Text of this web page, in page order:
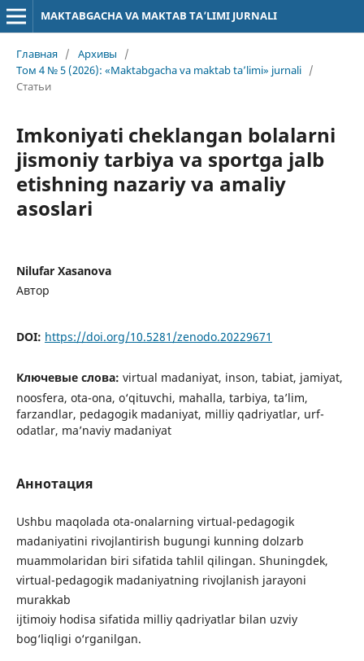
MAKTABGACHA VA MAKTAB TA’LIMI JURNALI
Главная / Архивы
/
Том 4 № 5 (2026): «Maktabgacha va maktab ta’limi» jurnali /
Статьи
Imkoniyati cheklangan bolalarni
jismoniy tarbiya va sportga jalb
etishning nazariy va amaliy
asoslari
Nilufar Xasanova
Автор
DOI: https://doi.org/10.5281/zenodo.20229671
Ключевые слова: virtual madaniyat, inson, tabiat, jamiyat,
noosfera, ota-ona, o‘qituvchi, mahalla, tarbiya, ta’lim,
farzandlar, pedagogik madaniyat, milliy qadriyatlar, urf-
odatlar, ma’naviy madaniyat
Аннотация
Ushbu maqolada ota-onalarning virtual-pedagogik
madaniyatini rivojlantirish bugungi kunning dolzarb
muammolaridan biri sifatida tahlil qilingan. Shuningdek,
virtual-pedagogik madaniyatning rivojlanish jarayoni
murakkab
ijtimoiy hodisa sifatida milliy qadriyatlar bilan uzviy
bog‘liqligi o‘rganilgan.